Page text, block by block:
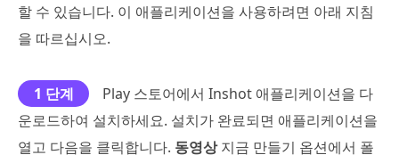
할 수 있습니다. 이 애플리케이션을 사용하려면 아래 지침
을 따르십시오.
1 단계
Play 스토어에서 Inshot 애플리케이션을 다
운로드하여 설치하세요. 설치가 완료되면 애플리케이션을
열고 다음을 클릭합니다. 동영상지금 만들기 옵션에서 폴